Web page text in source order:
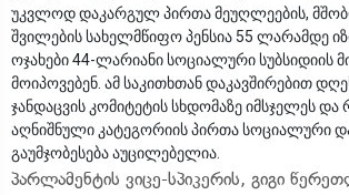
უკვლოდ დაკარგულ პირთა მეუღლეების,
შვილების სახელმწიფო პენსია 55 ლარამდე
ოჯახები 44-ლარიანი სოციალური სუბსიდიის
მოიპოვებენ. ამ საკითხთან დაკავშირებით
ჯანდაცვის კომიტეტის სხდომაზე იმსჯელეს
აღნიშნული კატეგორიის პირთა სოციალური
გაუმჯობესება აუცილებელია.
პარლამენტის ვიცე-სპიკერის, გიგი